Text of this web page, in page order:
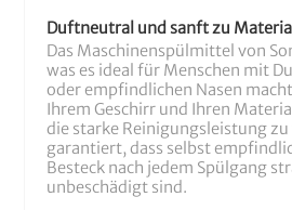
Duftneutral und sanft zu
Das Maschinenspülmittel von
was es ideal für Menschen mit
oder empfindlichen Nasen
Ihrem Geschirr und Ihren
die starke Reinigungsleistung zu
garantiert, dass selbst
Besteck nach jedem Spülgang
unbeschädigt sind.